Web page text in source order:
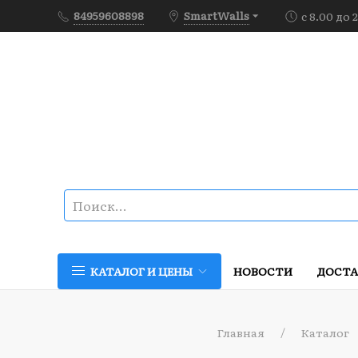
84959608898 SmartWalls с 8.00 до
КАТАЛОГ И ЦЕНЫ НОВОСТИ
Главная Каталог